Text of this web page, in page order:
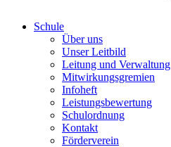
Schule
Über uns
Unser Leitbild
Leitung und Verwaltung
Mitwirkungsgremien
Infoheft
Leistungsbewertung
Schulordnung
Kontakt
Förderverein